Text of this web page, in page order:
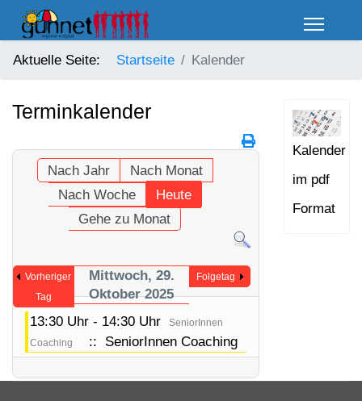
Aktuelle Seite: Startseite Kalender
Terminkalender
Nach Jahr
Nach Monat
Nach Woche
Heute
Gehe zu Monat
Vorheriger
Tag
Mittwoch, 29.
Oktober 2025
Folgetag
13:30 Uhr - 14:30 Uhr
SeniorInnen
Coaching
:: SeniorInnen Coaching
Kalender
im pdf
Format